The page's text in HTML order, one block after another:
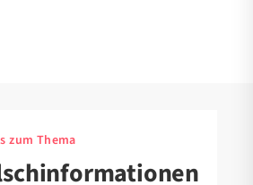
zum Thema